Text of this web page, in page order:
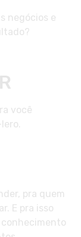
negócios e
você
pra quem
E pra isso
conhecimento